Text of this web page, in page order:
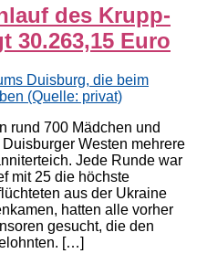
des Krupp-
30.263,15 Euro
rund 700 Mädchen und
Westen mehrere
Jede Runde war
mit 25 die höchste
aus der Ukraine
hatten alle vorher
gesucht, die den
[…]